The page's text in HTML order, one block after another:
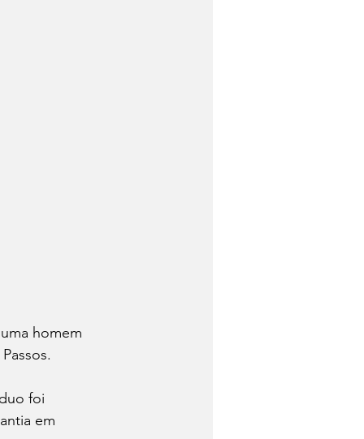
homem
foi
em